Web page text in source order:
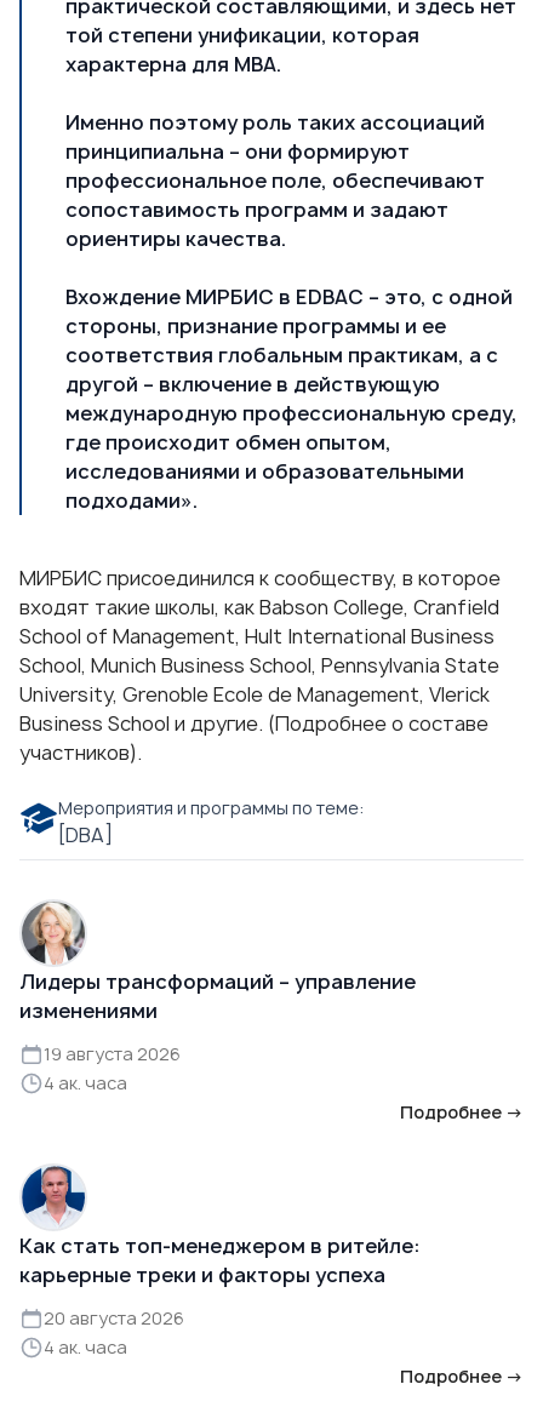
практической составляющими, и здесь нет
той степени унификации, которая
характерна для MBA.
Именно поэтому роль таких ассоциаций
принципиальна – они формируют
профессиональное поле, обеспечивают
сопоставимость программ и задают
ориентиры качества.
Вхождение МИРБИС в EDBAC – это, с одной
стороны, признание программы и ее
соответствия глобальным практикам, а с
другой – включение в действующую
международную профессиональную среду,
где происходит обмен опытом,
исследованиями и образовательными
подходами».
МИРБИС присоединился к сообществу, в которое
входят такие школы, как Babson College, Cranfield
School of Management, Hult International Business
School, Munich Business School, Pennsylvania State
University, Grenoble Ecole de Management, Vlerick
Business School и другие. (Подробнеео составе
участников).
Мероприятия и программы по теме:
[DBA]
Лидеры трансформаций – управление
изменениями
19 августа 2026
4 ак. часа
Подробнее →
Как стать топ-менеджером в ритейле:
карьерные треки и факторы успеха
20 августа 2026
4 ак. часа
Подробнее →